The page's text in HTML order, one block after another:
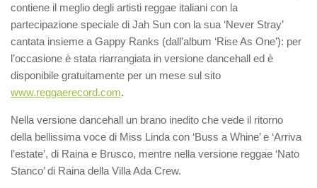
contiene il meglio degli artisti reggae italiani con la
partecipazione speciale di Jah Sun con la sua ‘Never Stray’
cantata insieme a Gappy Ranks (dall’album ‘Rise As One’): per
l’occasione è stata riarrangiata in versione dancehall ed è
disponibile gratuitamente per un mese sul sito
www.reggaerecord.com.
Nella versione dancehall un brano inedito che vede il ritorno
della bellissima voce di Miss Linda con ‘Buss a Whine’ e ‘Arriva
l’estate’, di Raina e Brusco, mentre nella versione reggae ‘Nato
Stanco’ di Raina della Villa Ada Crew.